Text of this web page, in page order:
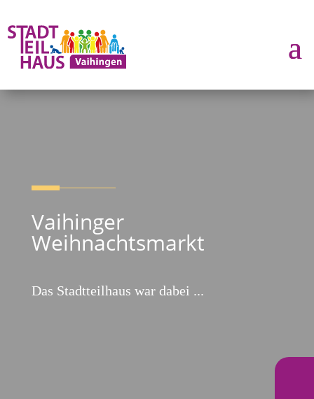
Vaihinger
Weihnachtsmarkt
Das Stadtteilhaus war dabei ...